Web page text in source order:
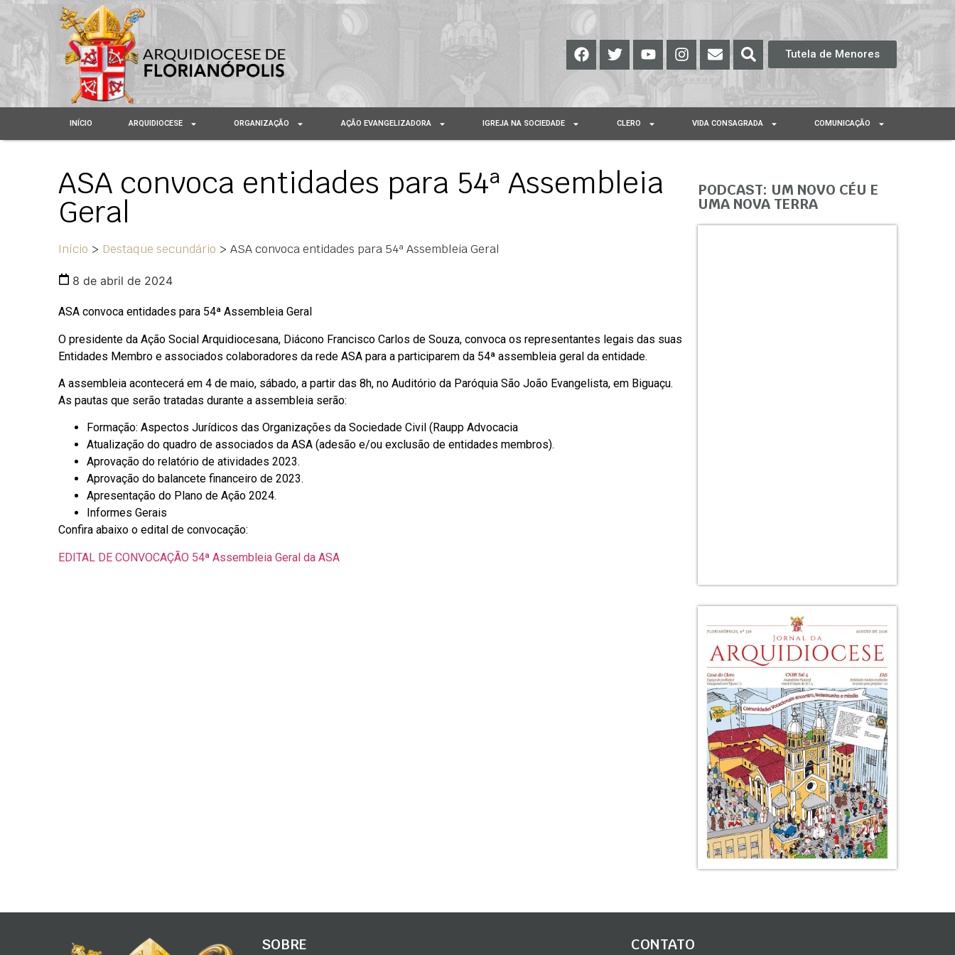
Tutela de Menores
INÍCIO ARQUIDIOCESE ORGANIZAÇÃO AÇÃO EVANGELIZADORA IGREJA NA SOCIEDADE CLERO VIDA CONSAGRADA COMUNICAÇÃO
ASA convoca entidades para 54ª Assembleia
Geral
Início > Destaque secundário > ASA convoca entidades para 54ª Assembleia Geral
8 de abril de 2024
ASA convoca entidades para 54ª Assembleia Geral
O presidente da Ação Social Arquidiocesana, Diácono Francisco Carlos de Souza, convoca os representantes legais das suas
Entidades Membro e associados colaboradores da rede ASA para a participarem da 54ª assembleia geral da entidade.
A assembleia acontecerá em 4 de maio, sábado, a partir das 8h, no Auditório da Paróquia São João Evangelista, em Biguaçu.
As pautas que serão tratadas durante a assembleia serão:
Formação: Aspectos Jurídicos das Organizações da Sociedade Civil (Raupp Advocacia
Atualização do quadro de associados da ASA (adesão e/ou exclusão de entidades membros).
Aprovação do relatório de atividades 2023.
Aprovação do balancete financeiro de 2023.
Apresentação do Plano de Ação 2024.
Informes Gerais
Confira abaixo o edital de convocação:
EDITAL DE CONVOCAÇÃO 54ª Assembleia Geral da ASA
PODCAST: UM NOVO CÉU E
UMA NOVA TERRA
SOBRE CONTATO